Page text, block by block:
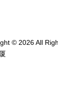
© 2026 All